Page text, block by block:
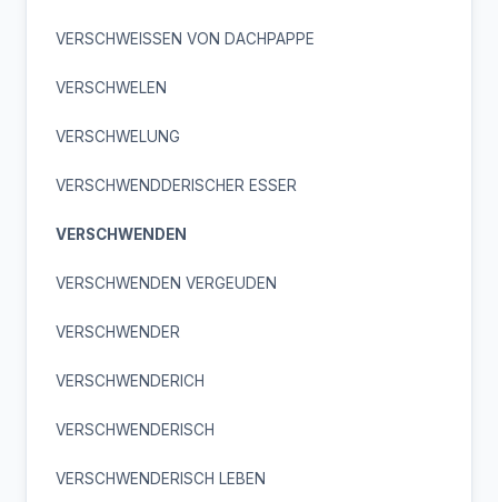
VERSCHWEISSEN VON DACHPAPPE
VERSCHWELEN
VERSCHWELUNG
VERSCHWENDDERISCHER ESSER
VERSCHWENDEN
VERSCHWENDEN VERGEUDEN
VERSCHWENDER
VERSCHWENDERICH
VERSCHWENDERISCH
VERSCHWENDERISCH LEBEN